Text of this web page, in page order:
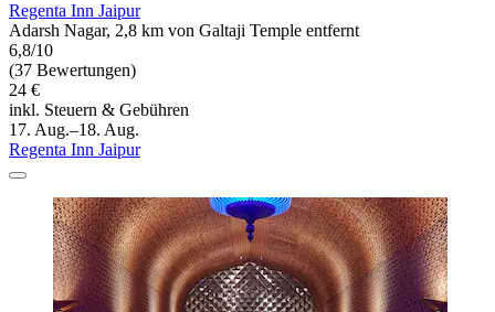
Regenta Inn Jaipur
Adarsh Nagar, 2,8 km von Galtaji Temple entfernt
6,8/10
(37 Bewertungen)
24 €
inkl. Steuern & Gebühren
17. Aug.–18. Aug.
Regenta Inn Jaipur